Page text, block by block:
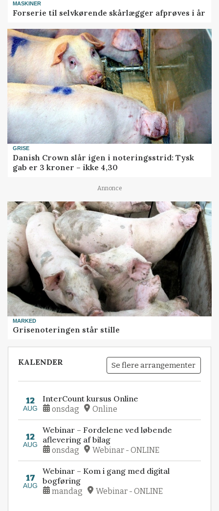
MASKINER
Forserie til selvkørende skårlægger afprøves i år
GRISE
Danish Crown slår igen i noteringsstrid: Tysk
gab er 3 kroner – ikke 4,30
Annonce
MARKED
Grisenoteringen står stille
KALENDER Se flere arrangementer
12
AUG
InterCount kursus Online
onsdag Online
12
AUG
Webinar – Fordelene ved løbende
aflevering af bilag
onsdag Webinar - ONLINE
17
AUG
Webinar – Kom i gang med digital
bogføring
mandag Webinar - ONLINE